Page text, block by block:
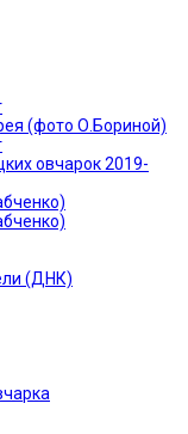
(фото О.Бориной)
овчарок 2019-
(ДНК)